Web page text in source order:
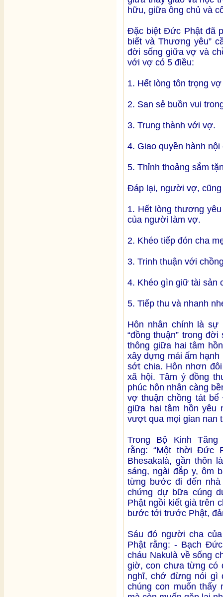
hữu, giữa ông chủ và
Đặc biệt Đức Phật đã
biết và Thương yêu”
đời sống giữa vợ và
với vợ có 5 điều:
1. Hết lòng tôn trọng
2. San sẻ buồn vui
3. Trung thành với vợ.
4. Giao quyền hành
5. Thỉnh thoảng sắm
Đáp lại, người vợ,
1. Hết lòng thương
của người làm vợ.
2. Khéo tiếp đón cha
3. Trinh thuận với
4. Khéo gìn giữ tài sản
5. Tiếp thu và nhanh
Hôn nhân chính là
“đồng thuận” trong
thông giữa hai tâm
xây dựng mái ấm
sớt chia. Hôn nhơn
xã hội. Tâm ý đồng
phúc hôn nhân càng
vợ thuận chồng tát
giữa hai tâm hồn yêu
vượt qua mọi gian nan
Trong Bộ Kinh
rằng: “Một thời Đức
Bhesakalà, gần thôn
sáng, ngài đắp y, ôm
từng bước đi đến
chứng dự bữa cúng
Phật ngồi kiết già trên
bước tới trước Phật,
Sáu đó người cha
Phật rằng: - Bạch
cháu Nakulà về sống
giờ, con chưa từng có
nghĩ, chớ đừng nói gì
chúng con muốn thấy